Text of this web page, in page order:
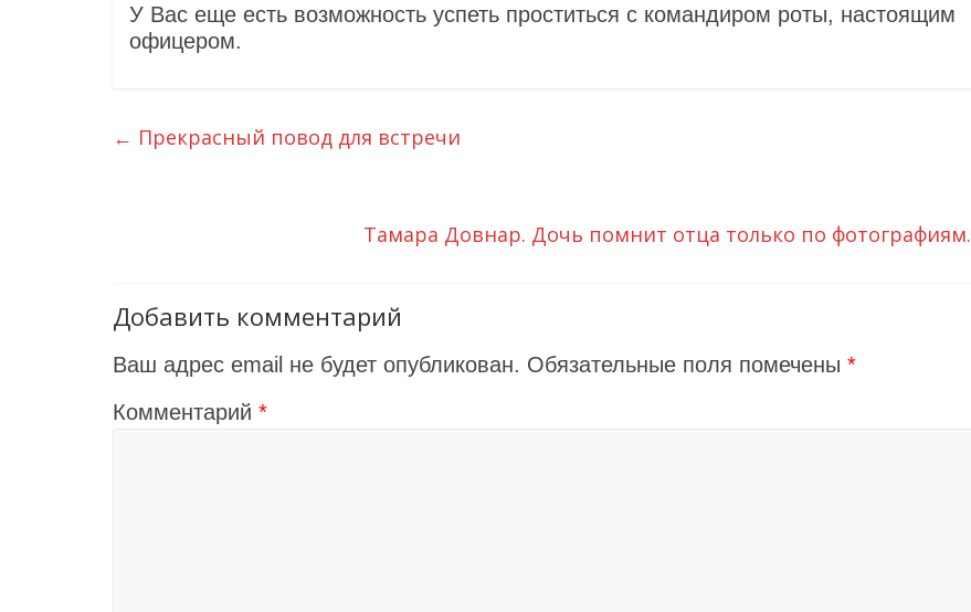
У Вас еще есть возможность успеть проститься с командиром роты, настоящим
офицером.
← Прекрасный повод для встречи
Тамара Довнар. Дочь помнит отца только по фотографиям.
Добавить комментарий
Ваш адрес email не будет опубликован. Обязательные поля помечены *
Комментарий *